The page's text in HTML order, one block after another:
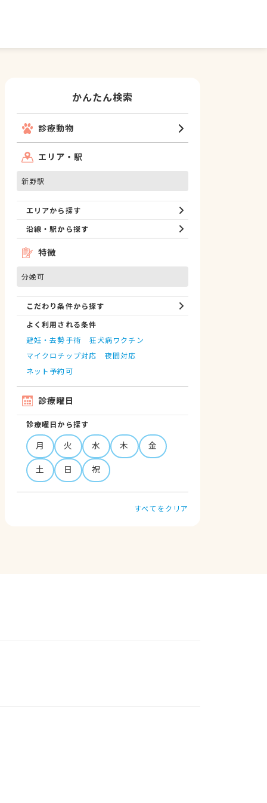
かんたん検索
診療動物
エリア・駅
新野駅
エリアから探す
沿線・駅から探す
特徴
分娩可
こだわり条件から探す
よく利用される条件
避妊・去勢手術
狂犬病ワクチン
マイクロチップ対応
夜間対応
ネット予約可
診療曜日
診療曜日から探す
月 火 水 木
金
土
日 祝
すべてをクリア